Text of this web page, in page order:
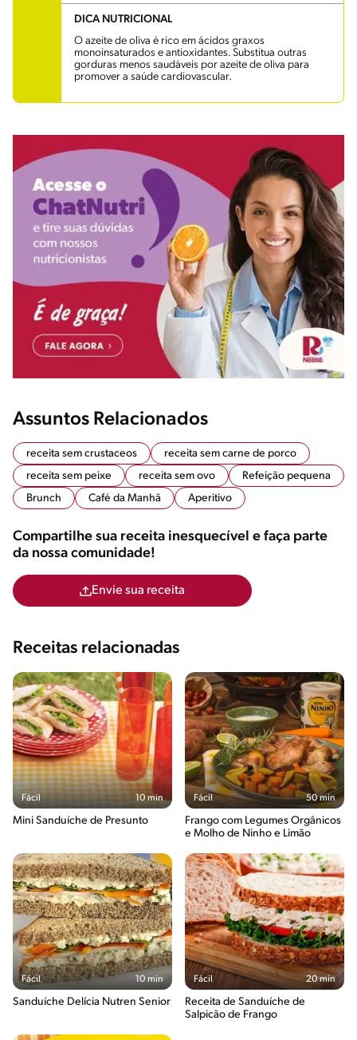
DICA NUTRICIONAL
O azeite de oliva é rico em ácidos graxos
monoinsaturados e antioxidantes. Substitua outras
gorduras menos saudáveis por azeite de oliva para
promover a saúde cardiovascular.
Assuntos Relacionados
receita sem crustaceos
receita sem carne de porco
receita sem peixe
receita sem ovo
Refeição pequena
Brunch
Café da Manhã Aperitivo
Compartilhe sua receita inesquecível e faça parte
da nossa comunidade!
Envie sua receita
Receitas relacionadas
Fácil 10 min
Mini Sanduíche de Presunto
Fácil 50 min
Frango com Legumes Orgânicos
e Molho de Ninho e Limão
Fácil 10 min
Sanduíche Delícia Nutren Senior
Fácil 20 min
Receita de Sanduíche de
Salpicão de Frango